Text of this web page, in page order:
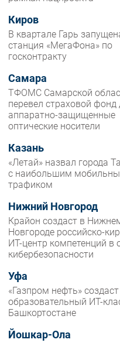
Мероприятия
Проекты
IT класс
Тестовый стенд
Каталог компаний
Киров
В квартале Гарь
станция «МегаФона» по
госконтракту
Самара
ТФОМС Самарской
перевел страховой
аппаратно-защищенные
оптические носители
Казань
«Летай» назвал города
с наибольшим
трафиком
Нижний Новгород
Крайон создаст в
Новгороде российско-
ИТ-центр компетенций в
кибербезопасности
Уфа
«Газпром нефть» создаст
образовательный ИТ-
Башкортостане
Йошкар-Ола